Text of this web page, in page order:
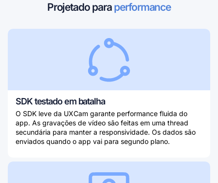
Projetado para performance
SDK testado em batalha
O SDK leve da UXCam garante performance fluida do
app. As gravações de vídeo são feitas em uma thread
secundária para manter a responsividade. Os dados são
enviados quando o app vai para segundo plano.